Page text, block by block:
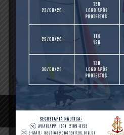
Previous
© 2020 Clube Naval